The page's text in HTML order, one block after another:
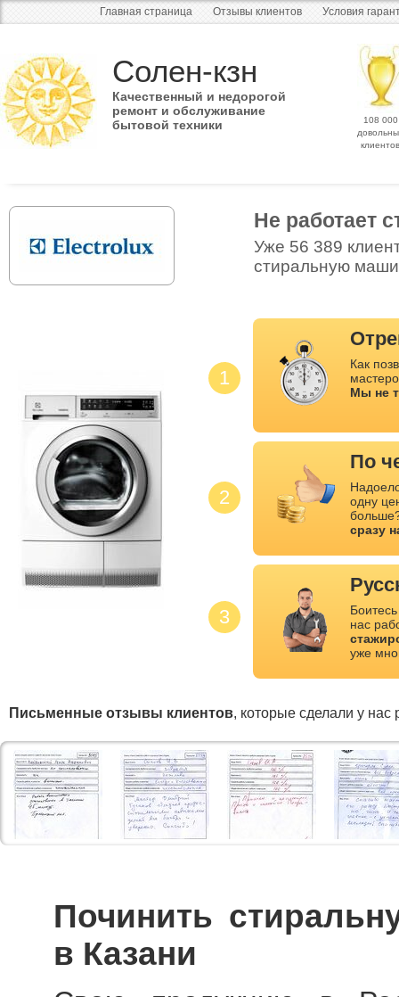
Главная страница Отзывы клиентов Условия
Солен-кзн
Качественный и недорогой
ремонт и обслуживание
бытовой техники
108 000
клиентов
Не работает
Уже 56 389
стиральную
1
2
3
Как
Мы не
По
одну
сразу
нас
уже
Письменные отзывы клиентов, которые сделали у нас
Починить
в Казани